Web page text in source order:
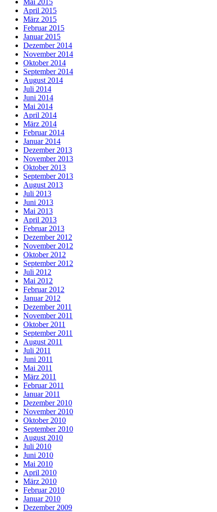
Mai 2015
April 2015
März 2015
Februar 2015
Januar 2015
Dezember 2014
November 2014
Oktober 2014
September 2014
August 2014
Juli 2014
Juni 2014
Mai 2014
April 2014
März 2014
Februar 2014
Januar 2014
Dezember 2013
November 2013
Oktober 2013
September 2013
August 2013
Juli 2013
Juni 2013
Mai 2013
April 2013
Februar 2013
Dezember 2012
November 2012
Oktober 2012
September 2012
Juli 2012
Mai 2012
Februar 2012
Januar 2012
Dezember 2011
November 2011
Oktober 2011
September 2011
August 2011
Juli 2011
Juni 2011
Mai 2011
März 2011
Februar 2011
Januar 2011
Dezember 2010
November 2010
Oktober 2010
September 2010
August 2010
Juli 2010
Juni 2010
Mai 2010
April 2010
März 2010
Februar 2010
Januar 2010
Dezember 2009